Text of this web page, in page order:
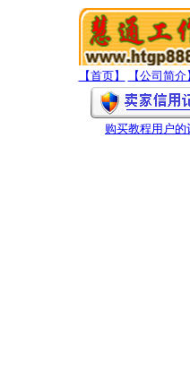
【首页】 【公司简介】
购买教程用户的